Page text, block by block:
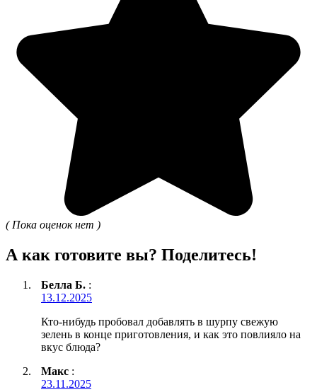
( Пока оценок нет )
А как готовите вы? Поделитесь!
Белла Б. :
13.12.2025
Кто-нибудь пробовал добавлять в шурпу свежую
зелень в конце приготовления, и как это повлияло на
вкус блюда?
Макс :
23.11.2025